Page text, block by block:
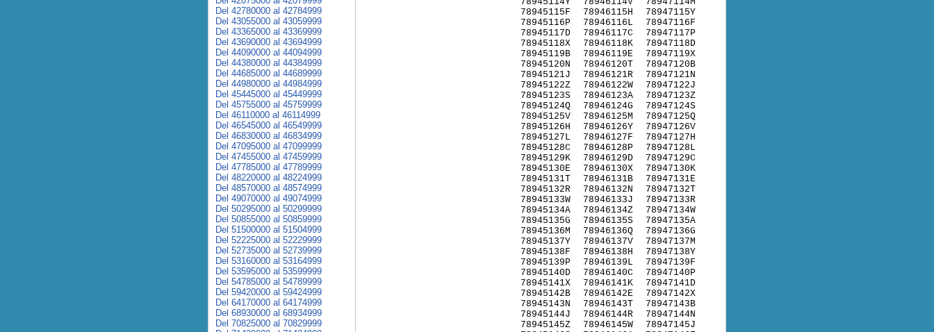
78945115F
78945116P
78945117D
78945118X
78945119B
78945120N
78945121J
78945122Z
78945123S
78945124Q
78945125V
78945126H
78945127L
78945128C
78945129K
78945130E
78945131T
78945132R
78945133W
78945134A
78945135G
78945136M
78945137Y
78945138F
78945139P
78945140D
78945141X
78945142B
78945143N
78945144J
78945145Z
78946115H
78946116L
78946117C
78946118K
78946119E
78946120T
78946121R
78946122W
78946123A
78946124G
78946125M
78946126Y
78946127F
78946128P
78946129D
78946130X
78946131B
78946132N
78946133J
78946134Z
78946135S
78946136Q
78946137V
78946138H
78946139L
78946140C
78946141K
78946142E
78946143T
78946144R
78946145W
78947115Y
78947116F
78947117P
78947118D
78947119X
78947120B
78947121N
78947122J
78947123Z
78947124S
78947125Q
78947126V
78947127H
78947128L
78947129C
78947130K
78947131E
78947132T
78947133R
78947134W
78947135A
78947136G
78947137M
78947138Y
78947139F
78947140P
78947141D
78947142X
78947143B
78947144N
78947145J
Del 42780000 al 42784999
Del 43055000 al 43059999
Del 43365000 al 43369999
Del 43690000 al 43694999
Del 44090000 al 44094999
Del 44380000 al 44384999
Del 44685000 al 44689999
Del 44980000 al 44984999
Del 45445000 al 45449999
Del 45755000 al 45759999
Del 46110000 al 46114999
Del 46545000 al 46549999
Del 46830000 al 46834999
Del 47095000 al 47099999
Del 47455000 al 47459999
Del 47785000 al 47789999
Del 48220000 al 48224999
Del 48570000 al 48574999
Del 49070000 al 49074999
Del 50295000 al 50299999
Del 50855000 al 50859999
Del 51500000 al 51504999
Del 52225000 al 52229999
Del 52735000 al 52739999
Del 53160000 al 53164999
Del 53595000 al 53599999
Del 54785000 al 54789999
Del 59420000 al 59424999
Del 64170000 al 64174999
Del 68930000 al 68934999
Del 70825000 al 70829999